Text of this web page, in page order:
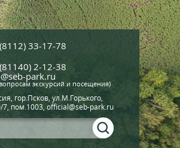
33-17-78
2-12-38
park.ru
экскурсий и посещения)
гор.Псков, ул.М.Горького,
7, пом.1003, official@seb-park.ru